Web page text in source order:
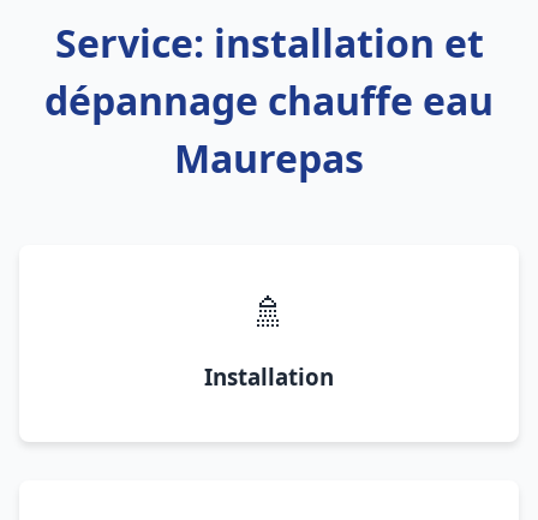
Service: installation et
dépannage chauffe eau
Maurepas
🚿
Installation